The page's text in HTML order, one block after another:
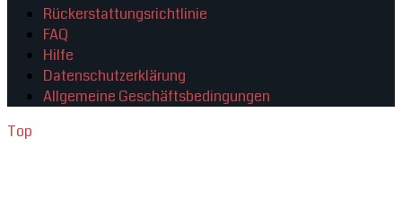
Rückerstattungsrichtlinie
FAQ
Hilfe
Datenschutzerklärung
Allgemeine Geschäftsbedingungen
Top